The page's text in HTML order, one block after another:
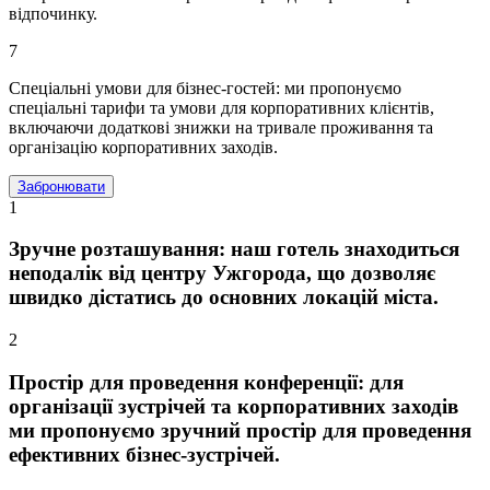
відпочинку.
7
Спеціальні умови для бізнес-гостей: ми пропонуємо
спеціальні тарифи та умови для корпоративних клієнтів,
включаючи додаткові знижки на тривале проживання та
організацію корпоративних заходів.
Забронювати
1
Зручне розташування: наш готель знаходиться
неподалік від центру Ужгорода, що дозволяє
швидко дістатись до основних локацій міста.
2
Простір для проведення конференції: для
організації зустрічей та корпоративних заходів
ми пропонуємо зручний простір для проведення
ефективних бізнес-зустрічей.